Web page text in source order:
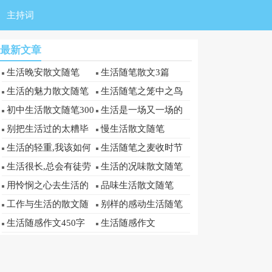
主持词
最新文章
生活晚安散文随笔
生活随笔散文3篇
生活的魅力散文随笔
生活随笔之笼中之鸟
的散文随笔
初中生活散文随笔300
字
生活是一场又一场的
轮回散文随笔
别把生活过的太糟毕
竟日子还长散文随笔
慢生活散文随笔
生活的轻重,我该如何
选择散文随笔
生活随笔之麦收时节
散文随笔
生活很长,总会有徒劳
无功散文随笔
生活的况味散文随笔
用怜悯之心去生活的
散文随笔
品味生活散文随笔
工作与生活的散文随
笔
别样的感动生活随笔
散文
生活随感作文450字 生活随感作文